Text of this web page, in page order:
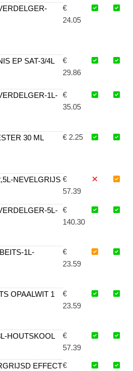
€
24.05
EP SAT-3/4L
€
29.86
1L- €
35.05
30 ML
€ 2.25
NEVELGRIJS €
57.39
5L- €
140.30
1L-
€
23.59
OPAALWIT 1
€
23.59
HOUTSKOOL
€
57.39
EFFECT€